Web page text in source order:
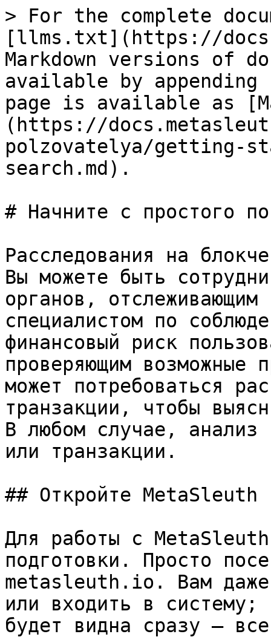
> For the complete
[llms.txt](https://
Markdown versions of
available by
page is available as
(https://
polzovatelya/getting-
search.md).
# Начните с простого
Расследования на
Вы можете быть
органов,
специалистом по
финансовый риск
проверяющим возможные
может потребоваться
транзакции, чтобы
В любом случае, анализ
или транзакции.
## Откройте MetaSleuth
Для работы с
подготовки. Просто
metasleuth.io. Вам даже
или входить в систему;
будет видна сразу —